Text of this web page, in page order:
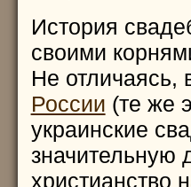
История
своими
Не отличаясь,
России (те же
украинские
значительную
христианство